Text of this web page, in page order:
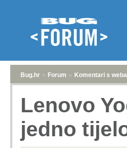
Bug.hr » Forum » Komentari s weba
Lenovo
jedno